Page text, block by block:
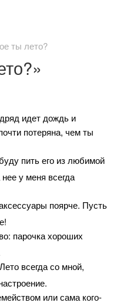
ты лето?
идет дождь и
потеряна, чем ты
пить его из любимой
у меня всегда
поярче. Пусть
парочка хороших
всегда со мной,
или сама кого-